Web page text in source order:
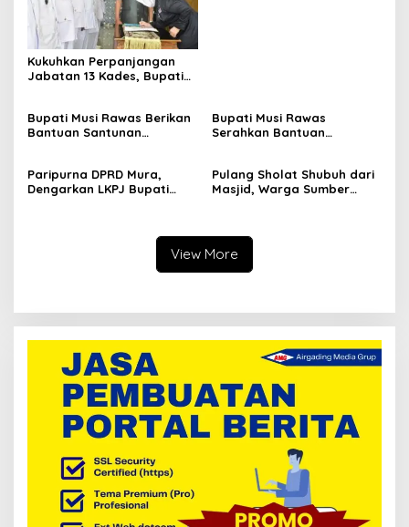
Kukuhkan Perpanjangan
Jabatan 13 Kades, Bupati
Pelayanan Masyarakat
Bupati Musi Rawas Berikan
Bantuan Santunan
Bupati Musi Rawas
Serahkan Bantuan
Paripurna DPRD Mura,
Dengarkan LKPJ Bupati
Pulang Sholat Shubuh dari
Masjid, Warga Sumber
View More